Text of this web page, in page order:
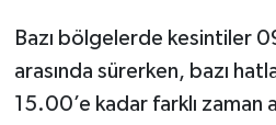
Bazı bölgelerde kesintiler
arasında sürerken, bazı
15.00’e kadar farklı zaman